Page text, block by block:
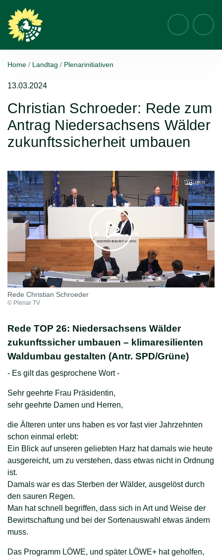
Suche
Home Landtag Plenarinitiativen
13.03.2024
Christian Schroeder: Rede zum
Antrag Niedersachsens Wälder
zukunftssicherheit umbauen
Rede Christian Schroeder
© Plenar TV
Rede TOP 26: Niedersachsens Wälder
zukunftssicher umbauen – klimaresilienten
Waldumbau gestalten (Antr. SPD/Grüne)
- Es gilt das gesprochene Wort -
Sehr geehrte Frau Präsidentin,
sehr geehrte Damen und Herren,
die Älteren unter uns haben es vor fast vier Jahrzehnten
schon einmal erlebt:
Ein Blick auf unseren geliebten Harz hat damals wie heute
ausgereicht, um zu verstehen, dass etwas nicht in Ordnung
ist.
Damals war es das Sterben der Wälder, ausgelöst durch
den sauren Regen.
Man hat schnell begriffen, dass sich in Art und Weise der
Bewirtschaftung und bei der Sortenauswahl etwas ändern
muss.
Das Programm LÖWE, und später LÖWE+ hat geholfen,